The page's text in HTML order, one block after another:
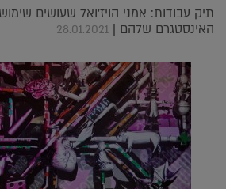
תיק עבודות: אמני הויז'ואל שעושים
האינסטגרם שלהם | 28.01.2021